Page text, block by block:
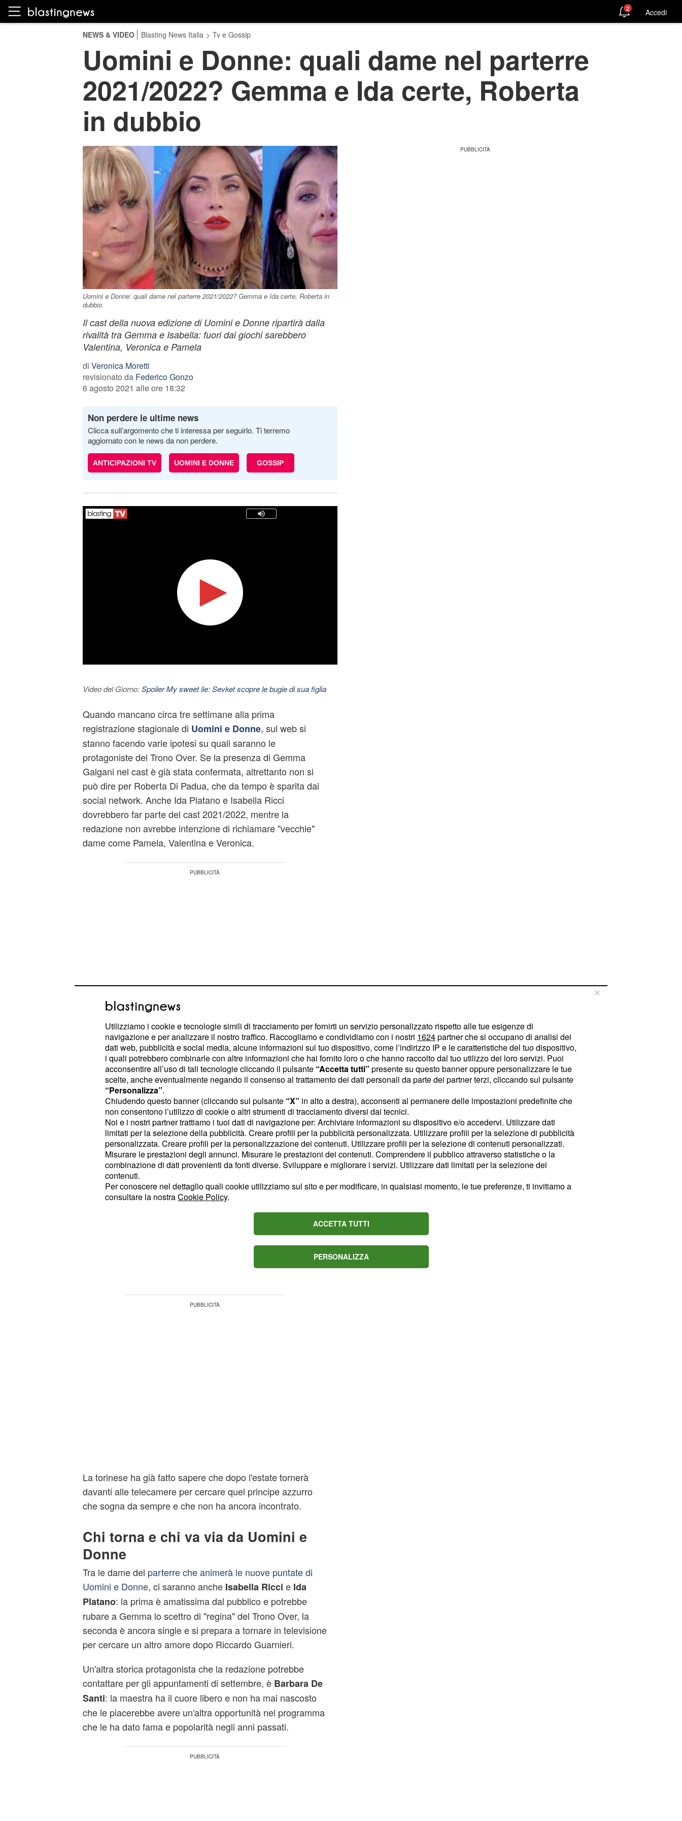
2 Accedi
NEWS & VIDEO Blasting News Italia > Tv e Gossip
Uomini e Donne: quali dame nel parterre
2021/2022? Gemma e Ida certe, Roberta
in dubbio
Uomini e Donne: quali dame nel parterre 2021/2022? Gemma e Ida certe, Roberta in
dubbio.
Il cast della nuova edizione di Uomini e Donne ripartirà dalla
rivalità tra Gemma e Isabella: fuori dai giochi sarebbero
Valentina, Veronica e Pamela
di Veronica Moretti
revisionato da Federico Gonzo
6 agosto 2021 alle ore 18:32
Non perdere le ultime news
Clicca sull’argomento che ti interessa per seguirlo. Ti terremo
aggiornato con le news da non perdere.
ANTICIPAZIONI TV UOMINI E DONNE GOSSIP
Video del Giorno:Spoiler My sweet lie: Sevket scopre le bugie di sua figlia
Quando mancano circa tre settimane alla prima
registrazione stagionale di Uomini e Donne, sul web si
stanno facendo varie ipotesi su quali saranno le
protagoniste del Trono Over. Se la presenza di Gemma
Galgani nel cast è già stata confermata, altrettanto non si
può dire per Roberta Di Padua, che da tempo è sparita dai
social network. Anche Ida Platano e Isabella Ricci
dovrebbero far parte del cast 2021/2022, mentre la
redazione non avrebbe intenzione di richiamare "vecchie"
dame come Pamela, Valentina e Veronica.
Ipotesi sui protagonisti del nuovo
Uomini e Donne
Domenica 29 agosto Maria De Filippi condurrà la prima
puntata dell'edizione 2021/2022 di Uomini e Donne: nella
tarda serata di quel giorno, dunque, sul web cominceranno
a circolare le anticipazioni dettagliate di ciò che accadrà tra i
vari protagonisti del format.
Assodato il fatto che anche quest'anno il Trono Classico e il
Trono Over condivideranno lo studio, i fan fremono dalla
curiosità di sapere come sarà composto ilnuovo cast,
L'unica certezza che si ha a circa tre settimane dal debutto,
parteciperà anche alla stagione che
La torinese ha già fatto sapere che dopo l'estate tornerà
davanti alle telecamere per cercare quel principe azzurro
che sogna da sempre e che non ha ancora incontrato.
Chi torna e chi va via da Uomini e
Donne
Tra le dame del parterre che animerà le nuove puntate di
Uomini e Donne, ci saranno ancheIsabella Ricci e Ida
Platano: la prima è amatissima dal pubblico e potrebbe
rubare a Gemma lo scettro di "regina" del Trono Over, la
seconda è ancora single e si prepara a tornare in televisione
per cercare un altro amore dopo Riccardo Guarnieri.
Un'altra storica protagonista che la redazione potrebbe
contattare per gli appuntamenti di settembre, è Barbara De
Santi: la maestra ha il cuore libero e non ha mai nascosto
che le piacerebbe avere un'altra opportunità nel programma
che le ha dato fama e popolarità negli anni passati.
Utilizziamo i cookie e tecnologie simili di tracciamento per fornirti un servizio personalizzato rispetto alle tue esigenze di
navigazione e per analizzare il nostro traffico. Raccogliamo e condividiamo con i nostri 1624partner che si occupano di analisi dei
dati web, pubblicità e social media, alcune informazioni sul tuo dispositivo, come l’indirizzo IP e le caratteristiche del tuo dispositivo,
i quali potrebbero combinarle con altre informazioni che hai fornito loro o che hanno raccolto dal tuo utilizzo dei loro servizi. Puoi
acconsentire all’uso di tali tecnologie cliccando il pulsante “Accetta tutti” presente su questo banner oppure personalizzare le tue
scelte, anche eventualmente negando il consenso al trattamento dei dati personali da parte dei partner terzi, cliccando sul pulsante
“Personalizza”.
Chiudendo questo banner (cliccando sul pulsante “X” in alto a destra), acconsenti al permanere delle impostazioni predefinite che
non consentono l’utilizzo di cookie o altri strumenti di tracciamento diversi dai tecnici.
Noi e i nostri partner trattiamo i tuoi dati di navigazione per: Archiviare informazioni su dispositivo e/o accedervi. Utilizzare dati
limitati per la selezione della pubblicità. Creare profili per la pubblicità personalizzata. Utilizzare profili per la selezione di pubblicità
personalizzata. Creare profili per la personalizzazione dei contenuti. Utilizzare profili per la selezione di contenuti personalizzati.
Misurare le prestazioni degli annunci. Misurare le prestazioni dei contenuti. Comprendere il pubblico attraverso statistiche o la
combinazione di dati provenienti da fonti diverse. Sviluppare e migliorare i servizi. Utilizzare dati limitati per la selezione dei
contenuti.
Per conoscere nel dettaglio quali cookie utilizziamo sul sito e per modificare, in qualsiasi momento, le tue preferenze, ti invitiamo a
consultare la nostraCookie Policy.
ACCETTA TUTTI
PERSONALIZZA